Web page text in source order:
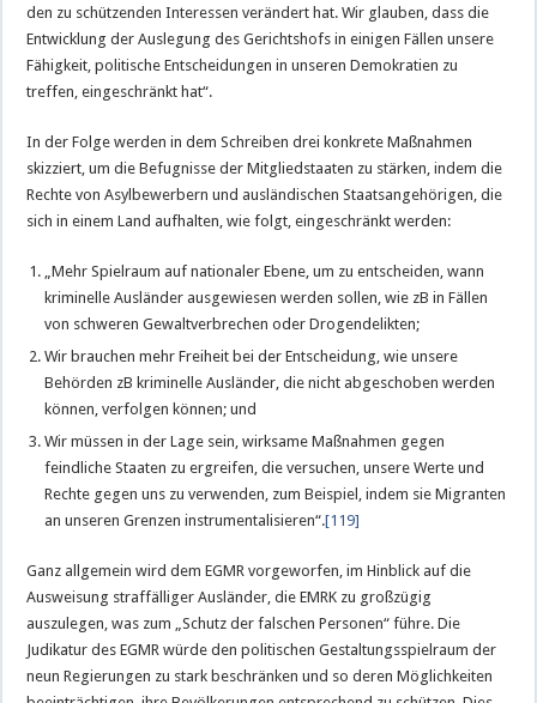
den zu schützenden Interessen verändert hat. Wir glauben, dass die
Entwicklung der Auslegung des Gerichtshofs in einigen Fällen unsere
Fähigkeit, politische Entscheidungen in unseren Demokratien zu
treffen, eingeschränkt hat“.
In der Folge werden in dem Schreiben drei konkrete Maßnahmen
skizziert, um die Befugnisse der Mitgliedstaaten zu stärken, indem die
Rechte von Asylbewerbern und ausländischen Staatsangehörigen, die
sich in einem Land aufhalten, wie folgt, eingeschränkt werden:
„Mehr Spielraum auf nationaler Ebene, um zu entscheiden, wann
kriminelle Ausländer ausgewiesen werden sollen, wie zB in Fällen
von schweren Gewaltverbrechen oder Drogendelikten;
Wir brauchen mehr Freiheit bei der Entscheidung, wie unsere
Behörden zB kriminelle Ausländer, die nicht abgeschoben werden
können, verfolgen können; und
Wir müssen in der Lage sein, wirksame Maßnahmen gegen
feindliche Staaten zu ergreifen, die versuchen, unsere Werte und
Rechte gegen uns zu verwenden, zum Beispiel, indem sie Migranten
an unseren Grenzen instrumentalisieren“.[119]
Ganz allgemein wird dem EGMR vorgeworfen, im Hinblick auf die
Ausweisung straffälliger Ausländer, die EMRK zu großzügig
auszulegen, was zum „Schutz der falschen Personen“ führe. Die
Judikatur des EGMR würde den politischen Gestaltungsspielraum der
neun Regierungen zu stark beschränken und so deren Möglichkeiten